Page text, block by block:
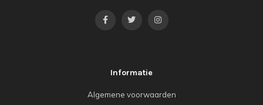
Informatie
Algemene voorwaarden